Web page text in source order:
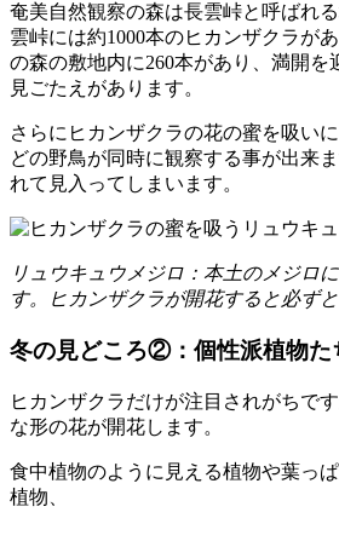
奄美自然観察の森は長雲峠と呼ばれ
雲峠には約1000本のヒカンザクラが
の森の敷地内に260本があり、満開を
見ごたえがあります。
さらにヒカンザクラの花の蜜を吸い
どの野鳥が同時に観察する事が出来
れて見入ってしまいます。
リュウキュウメジロ：本土のメジロ
す。ヒカンザクラが開花すると必ず
冬の見どころ②：個性派植物た
ヒカンザクラだけが注目されがちで
な形の花が開花します。
食中植物のように見える植物や葉っ
植物、